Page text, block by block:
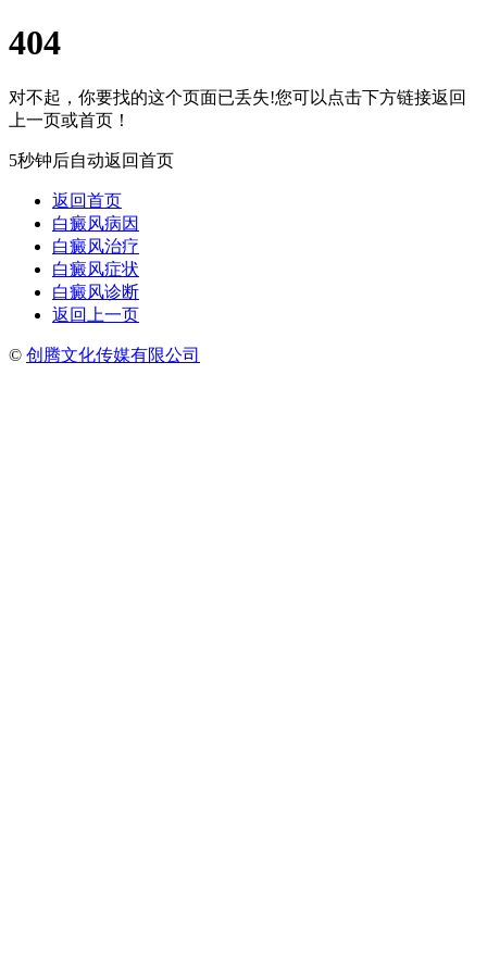
404
对不起，你要找的这个页面已丢失!您可以点击下方链接返回
上一页或首页！
5秒钟后自动返回首页
返回首页
白癜风病因
白癜风治疗
白癜风症状
白癜风诊断
返回上一页
© 创腾文化传媒有限公司